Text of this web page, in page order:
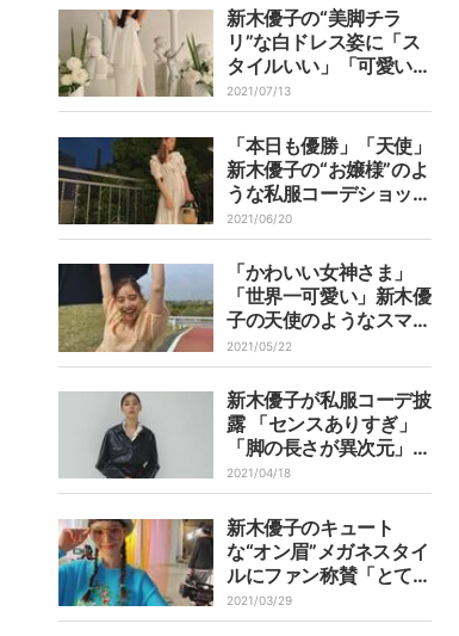
新木優子の“美脚チラ
リ”な白ドレス姿に「ス
タイルいい」「可愛い過
ぎ天使」と称賛の声
2021/07/13
「本日も優勝」「天使」
新木優子の“お嬢様”のよ
うな私服コーデショット
にファン絶賛
2021/06/20
「かわいい女神さま」
「世界一可愛い」新木優
子の天使のようなスマイ
ルショットにファン悶絶
2021/05/22
新木優子が私服コーデ披
露 「センスありすぎ」
「脚の長さが異次元」と
話題
2021/04/18
新木優子のキュート
な“オン眉”メガネスタイ
ルにファン称賛「とても
素敵」「三つ編みカワイ
イ」
2021/03/29